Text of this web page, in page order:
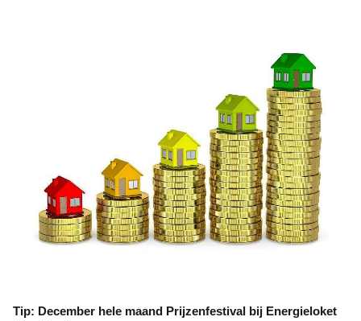
Tip: December hele maand Prijzenfestival bij Energieloket